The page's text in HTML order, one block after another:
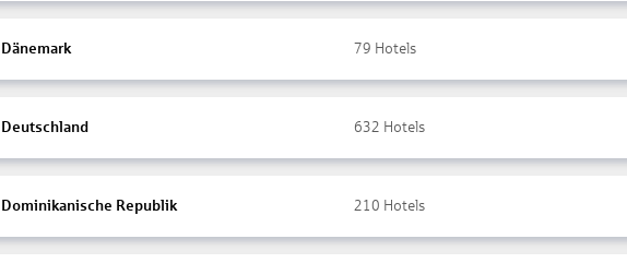
Dänemark 79 Hotels
Deutschland 632 Hotels
Dominikanische Republik 210 Hotels